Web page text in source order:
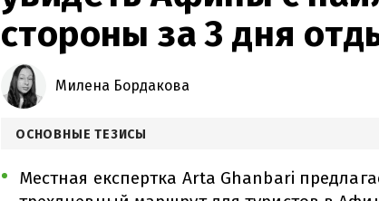
стороны за 3 дня
Милена Бордакова
ОСНОВНЫЕ ТЕЗИСЫ
Местная експертка Arta Ghanbari